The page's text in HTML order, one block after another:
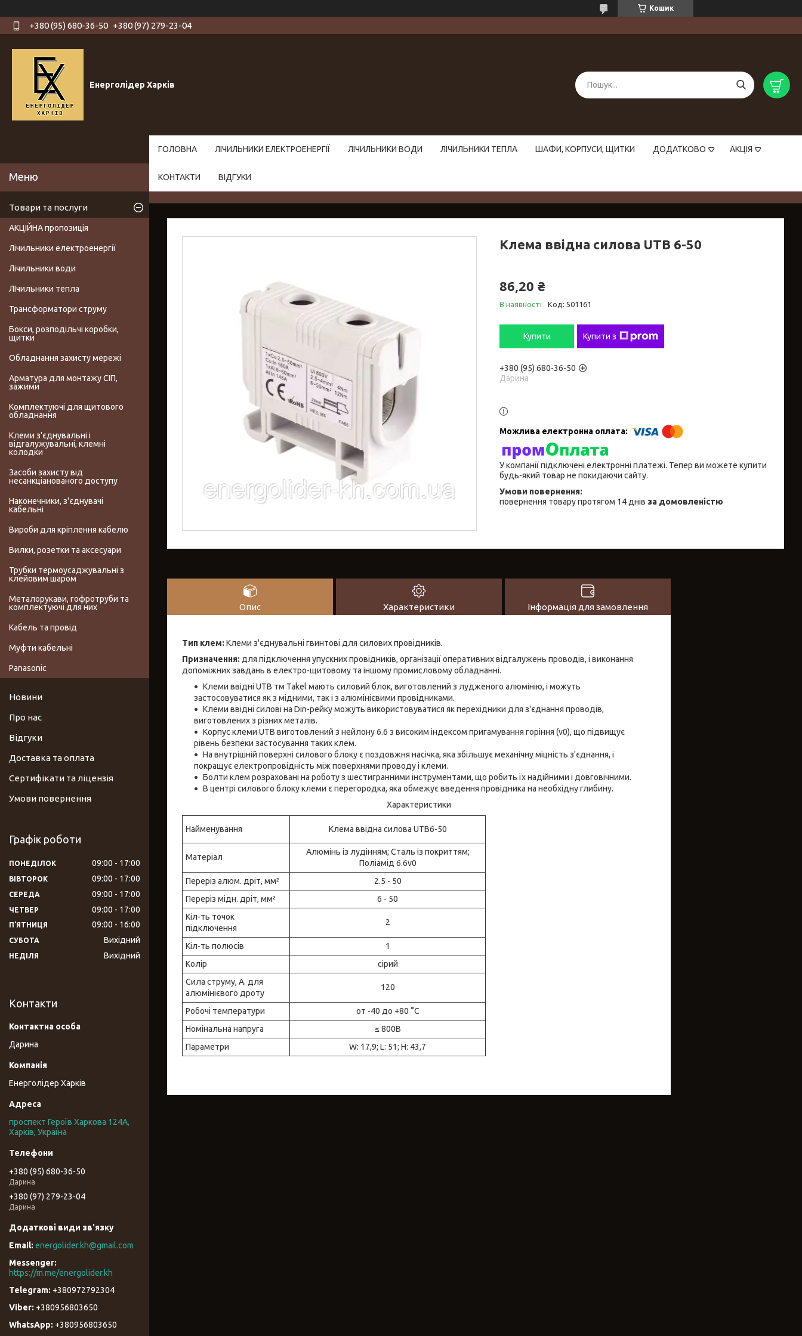
Кошик
+380 (95) 680-36-50 +380 (97) 279-23-04
Енерголідер Харків
ГОЛОВНА ЛІЧИЛЬНИКИ ЕЛЕКТРОЕНЕРГІЇ ЛІЧИЛЬНИКИ ВОДИ ЛІЧИЛЬНИКИ ТЕПЛА ШАФИ, КОРПУСИ, ЩИТКИ ДОДАТКОВО АКЦІЯ
КОНТАКТИ ВІДГУКИ
Клема ввідна силова UTB 6-50
86,20 ₴
В наявності Код: 501161
Купити Купити з
+380 (95) 680-36-50
Дарина
У компанії підключені електронні платежі. Тепер ви можете купити
будь-який товар не покидаючи сайту.
повернення товару протягом 14 днів за домовленістю
Опис Характеристики Інформація для замовлення
Тип клем: Клеми з'єднувальні гвинтові для силових провідників.
Призначення: для підключення упускних провідників, організації оперативних відгалужень проводів, і виконання
допоміжних завдань в електро-щитовому та іншому промисловому обладнанні.
Клеми ввідні UTB тм Takel мають силовий блок, виготовлений з лудженого алюмінію, і можуть
застосовуватися як з мідними, так і з алюмінієвими провідниками.
Клеми ввідні силові на Din-рейку можуть використовуватися як перехідники для з'єднання проводів,
виготовлених з різних металів.
Корпус клеми UTB виготовлений з нейлону 6.6 з високим індексом пригамування горіння (v0), що підвищує
рівень безпеки застосування таких клем.
На внутрішній поверхні силового блоку є поздовжня насічка, яка збільшує механічну міцність з'єднання, і
покращує електропровідність між поверхнями проводу і клеми.
Болти клем розраховані на роботу з шестигранними інструментами, що робить їх надійними і довговічними.
В центрі силового блоку клеми є перегородка, яка обмежує введення провідника на необхідну глибину.
Характеристики
Найменування Клема ввідна силова UTB6-50
Матеріал
Алюмінь із лудінням; Сталь із покриттям;
Поліамід 6.6v0
Переріз алюм. дріт, мм²
2.5 - 50
Переріз мідн. дріт, мм²
6 - 50
Кіл-ть точок
підключення
2
Кіл-ть полюсів
1
Колір
сірий
Сила струму, А. для
алюмінієвого дроту
120
Робочі температури
от -40 до +80 °С
Номінальна напруга
≤ 800В
Параметри
W: 17,9; L: 51; H: 43,7
Товари та послуги
АКЦІЙНА пропозиція
Лічильники електроенергії
Лічильники води
ЛІчильники тепла
Трансформатори струму
Бокси, розподільчі коробки,
щитки
Обладнання захисту мережі
Арматура для монтажу СІП,
зажими
Комплектуючі для щитового
обладнання
Клеми з'єднувальні і
відгалужувальні, клемні
колодки
Засоби захисту від
несанкціанованого доступу
Наконечники, з'єднувачі
кабельні
Вироби для кріплення кабелю
Вилки, розетки та аксесуари
Трубки термоусаджувальні з
клейовим шаром
Металорукави, гофротруби та
комплектуючі для них
Кабель та провід
Муфти кабельні
Panasonic
Новини
Про нас
Відгуки
Доставка та оплата
Сертифікати та ліцензія
Умови повернення
Графік роботи
ПОНЕДІЛОК 09:00 17:00
ВІВТОРОК 09:00 17:00
СЕРЕДА 09:00 17:00
ЧЕТВЕР 09:00 17:00
ПʼЯТНИЦЯ 09:00 16:00
СУБОТА Вихідний
НЕДІЛЯ Вихідний
Контакти
Дарина
Енерголідер Харків
проспект Героїв Харкова 124А,
Харків, Україна
+380 (95) 680-36-50
Дарина
+380 (97) 279-23-04
Дарина
energolider.kh@gmail.com
https://m.me/energolider.kh
+380972792304
+380956803650
+380956803650